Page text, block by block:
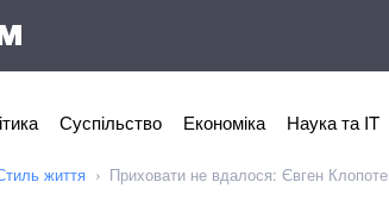
Суспільство Економіка Наука та IT
життя Приховати не вдалося: Євген